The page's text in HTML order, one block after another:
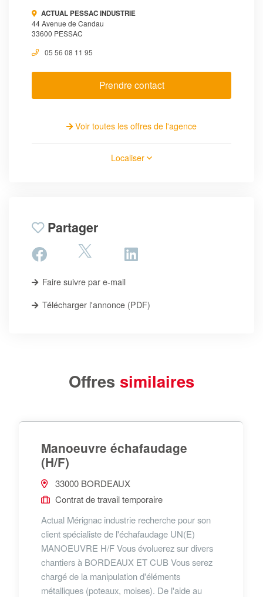
ACTUAL PESSAC INDUSTRIE
44 Avenue de Candau
33600 PESSAC
05 56 08 11 95
Prendre contact
Voir toutes les offres de l'agence
Localiser
Partager
Faire suivre par e-mail
Télécharger l'annonce (PDF)
Offres similaires
Manoeuvre échafaudage
(H/F)
33000 BORDEAUX
Contrat de travail temporaire
Actual Mérignac industrie recherche pour son
client spécialiste de l'échafaudage UN(E)
MANOEUVRE H/F Vous évoluerez sur divers
chantiers à BORDEAUX ET CUB Vous serez
chargé de la manipulation d'éléments
métalliques (poteaux, moises). De l'aide au